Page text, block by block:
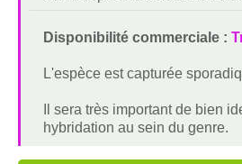
Disponibilité commerciale :
L'espèce est capturée
Il sera très important de bien
hybridation au sein du genre.